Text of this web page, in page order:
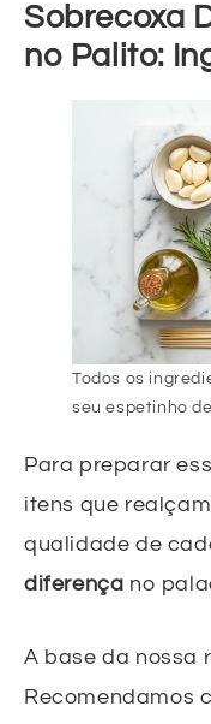
Sobrecoxa
no Palito:
Todos os
seu espetinho
Para preparar
itens que
qualidade de
diferença no
A base da nossa
Recomendamos